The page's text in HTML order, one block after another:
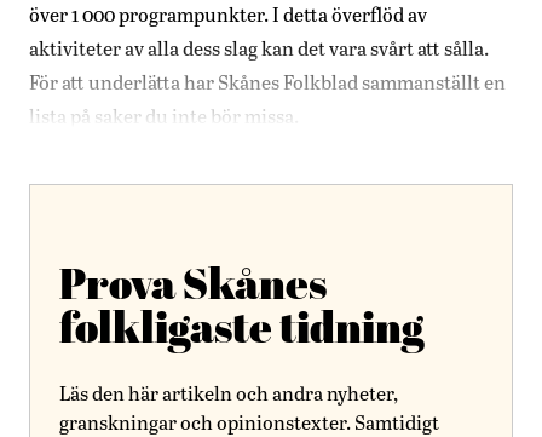
över 1 000 programpunkter. I detta överflöd av
aktiviteter av alla dess slag kan det vara svårt att sålla.
För att underlätta har Skånes Folkblad sammanställt en
lista på saker du inte bör missa.
Prova Skånes
folkligaste tidning
Läs den här artikeln och andra nyheter,
granskningar och opinionstexter. Samtidigt